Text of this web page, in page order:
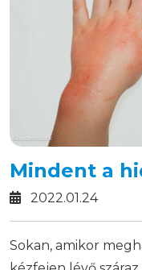
Mindent a
2022.01.24
Sokan, amikor